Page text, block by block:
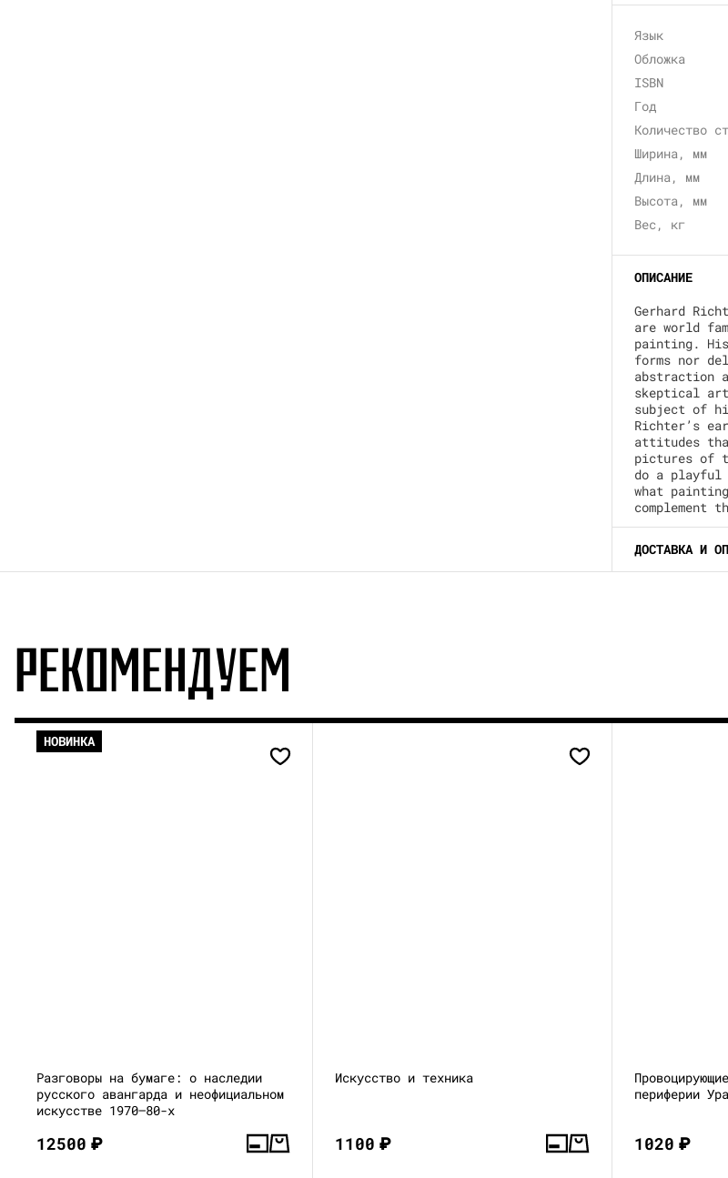
Язык
Обложка
ISBN
Год
Количество
Ширина, мм
Длина, мм
Высота, мм
Вес, кг
ОПИСАНИЕ
Gerhard
are world
painting.
forms nor
abstraction
skeptical
subject of
Richter’s
attitudes
pictures of
do a playful
what
complement
ДОСТАВКА И
РЕКОМЕНДУЕМ
НОВИНКА
Разговоры на бумаге: о наследии
русского авангарда и неофициальном
искусстве 1970–80-х
12500₽
Искусство и техника
1100₽
периферии
1020₽